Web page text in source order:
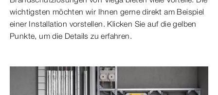
wichtigsten möchten wir Ihnen gerne direkt am Beispiel
einer Installation vorstellen. Klicken Sie auf die gelben
Punkte, um die Details zu erfahren.